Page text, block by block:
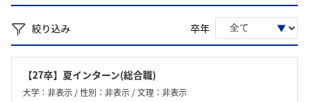
絞り込み 卒年
【27卒】夏インターン(総合職)
大学：非表示 / 性別：非表示 / 文理：非表示